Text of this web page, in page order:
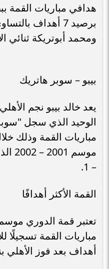
هدافي مباريات القمة
برصيد 7 أهداف
ومحمد أبوتريكة ثنائي
بيبو – سوبر هاتريك
يعد خالد بيبو نجم
الوحيد الذي سجل
مباريات القمة وذلك
– 1.
القمة الأكثر أهدافًا
مباريات القمة تسجيلًا
أهداف بعد فوز الأهلي